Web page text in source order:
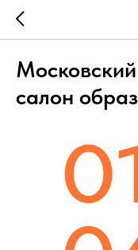
салон